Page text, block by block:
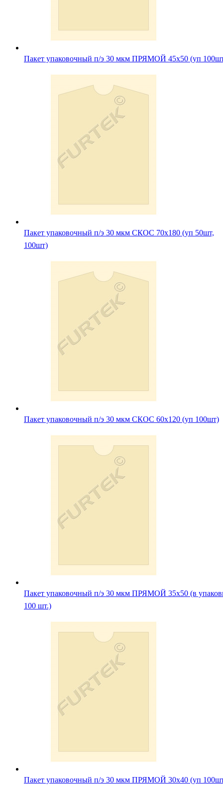
Пакет упаковочный п/э 30 мкм ПРЯМОЙ 45х50 (уп
Пакет упаковочный п/э 30 мкм СКОС 70х180 (уп 50шт,
100шт)
Пакет упаковочный п/э 30 мкм СКОС 60х120 (уп 100шт)
Пакет упаковочный п/э 30 мкм ПРЯМОЙ 35х50 (в
100 шт.)
Пакет упаковочный п/э 30 мкм ПРЯМОЙ 30х40 (уп